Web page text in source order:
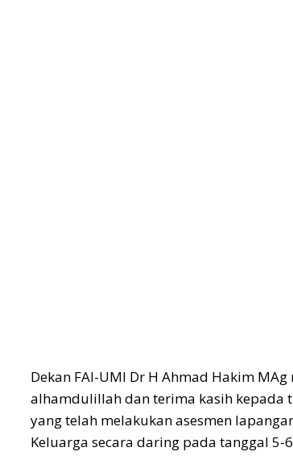
Dekan FAI-UMI Dr H Ahmad Hakim
alhamdulillah dan terima kasih kepada
yang telah melakukan asesmen
Keluarga secara daring pada tanggal 5-